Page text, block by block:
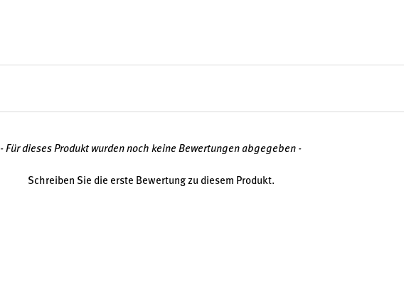
- Für dieses Produkt wurden noch keine Bewertungen abgegeben -
Schreiben Sie die erste Bewertung zu diesem Produkt.